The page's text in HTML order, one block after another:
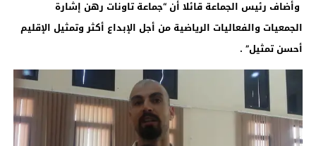
وأضاف رئيس الجماعة قائلا أن “جماعة تاونات رهن إشارة
الجمعيات والفعاليات الرياضية من أجل الإبداع أكثر وتمثيل الإقليم
أحسن تمثيل” .